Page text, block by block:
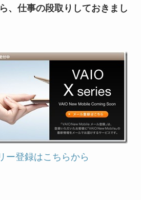
、仕事の段取りしておきまし
ー登録はこちらから